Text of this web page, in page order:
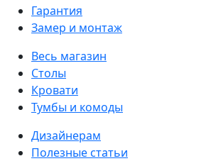
Гарантия
Замер и монтаж
Весь магазин
Столы
Кровати
Тумбы и комоды
Дизайнерам
Полезные статьи